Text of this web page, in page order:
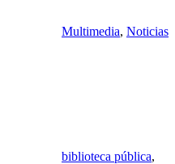
Multimedia, Noticias
biblioteca pública,